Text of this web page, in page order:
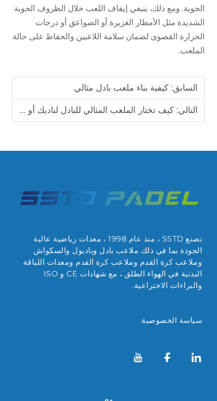
الجوية. ومع ذلك، ينبغي إيقاف اللعب خلال الظروف الجوية
الشديدة مثل الأمطار الغزيرة أو الصواعق أو درجات
الحرارة القصوى لضمان سلامة اللاعبين والحفاظ على حالة
الملعب.
السابق: كيفية بناء ملعب بادل مثالي
التالي: كيف تختار الملعب المثالي للبادل لناديك أو منزلك؟
تصنع SSTD ، منذ عام 1998 ، معدات رياضية عالية
الجودة بما في ذلك ملاعب بادل وبادبول والسكواش
وملاعب كرة القدم وملاعب كرة القدم ومعدات اللياقة
البدنية في الهواء الطلق ، مع شهادات CE و ISO
والبراءات الاختراعية.
سياسة الخصوصية